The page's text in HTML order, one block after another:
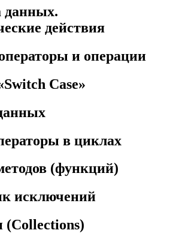
данных.
действия
и операции
Case»
в циклах
(функций)
исключений
(Collections)